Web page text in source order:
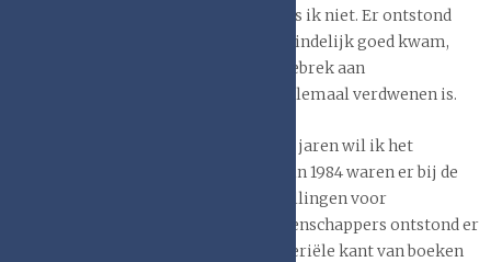
afgestudeerd academicus was. Dat was ik niet. Er ontstond
een onaangename commotie die uiteindelijk goed kwam,
hoewel mijn verlegenheid over het gebrek aan
achtergrondkennis eigenlijk nooit helemaal verdwenen is.
Over de ontwikkeling in de afgelopen jaren wil ik het
volgende vertellen. Bij de oprichting in 1984 waren er bij de
universiteitsbibliotheken nog aanstellingen voor
boekwetenschappers. Bij de boekwetenschappers ontstond er
in die tijd belangstelling voor de materiële kant van boeken